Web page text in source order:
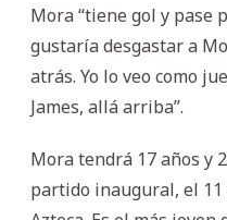
Mora “tiene gol y pase
gustaría desgastar a
atrás. Yo lo veo como
James, allá arriba”.
Mora tendrá 17 años y
partido inaugural, el